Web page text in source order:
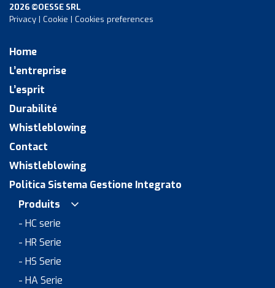
2026 ©OESSE SRL
Privacy | Cookie | Cookies preferences
Home
L’entreprise
L’esprit
Durabilité
Whistleblowing
Contact
Whistleblowing
Politica Sistema Gestione Integrato
Produits
- HC serie
- HR Serie
- HS Serie
- HA Serie